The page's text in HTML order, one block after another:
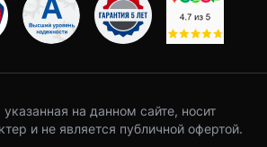
на данном сайте, носит
и не является публичной офертой.